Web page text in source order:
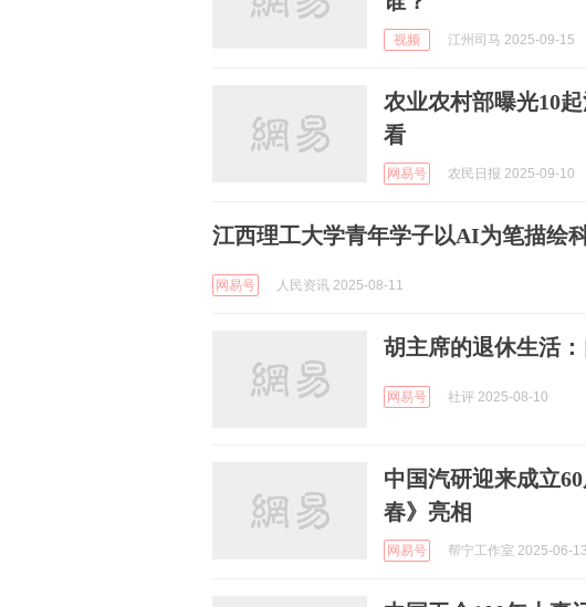
视频 江州司马 2025-09-15
农业农村部曝光10
看
网易号 农民日报 2025-09-10
江西理工大学青年学子以AI为笔描绘
网易号 人民资讯 2025-08-11
胡主席的退休生活
网易号 社评 2025-08-10
中国汽研迎来成立
春》亮相
网易号 帮宁工作室 2025-06-13